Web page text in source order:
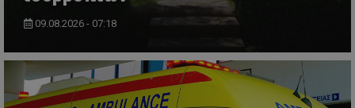
09.08.2026 - 07:18